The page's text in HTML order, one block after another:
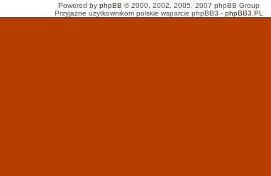
Powered by phpBB © 2000, 2002, 2005, 2007 phpBB Group
Przyjazne użytkownikom polskie wsparcie phpBB3 - phpBB3.PL